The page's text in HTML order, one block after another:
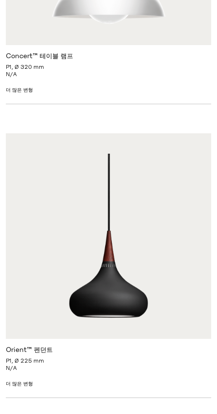
Concert™ 테이블 램프
P1, Ø 320 mm
N/A
더 많은 변형
Orient™ 펜던트
P1, Ø 225 mm
N/A
더 많은 변형